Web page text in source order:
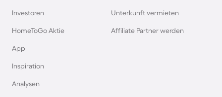
Investoren
HomeToGo Aktie
App
Inspiration
Analysen
Unterkunft vermieten
Affiliate Partner werden